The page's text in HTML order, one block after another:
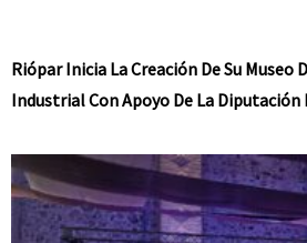
Riópar Inicia La Creación De Su Museo
Industrial Con Apoyo De La Diputación